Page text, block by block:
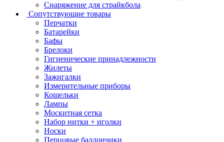
Снаряжение для страйкбола
Сопутствующие товары
Перчатки
Батарейки
Бафы
Брелоки
Гигиенические принадлежности
Жилеты
Зажигалки
Измерительные приборы
Кошельки
Лампы
Москитная сетка
Набор нитки + иголки
Носки
Перцовые баллончики